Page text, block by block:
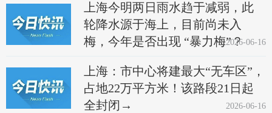
上海今明两日雨水趋于减弱，此
轮降水源于海上，目前尚未入
梅，今年是否出现 “暴力梅”？2026-06-16
上海：市中心将建最大“无车区”，
占地22万平方米！该路段21日起
全封闭→
2026-06-16